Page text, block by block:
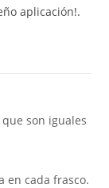
aplicación!.
son iguales
en cada frasco.